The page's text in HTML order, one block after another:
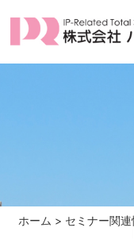
ホーム > セミナー関連